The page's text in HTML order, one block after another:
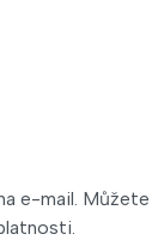
e-mail.